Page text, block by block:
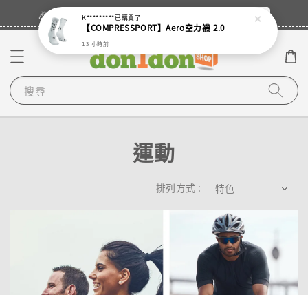
🎉登入會員・領取您的專屬折扣券！ 立即登入
搜尋
運動
排列方式 :
K*********已購買了
【COMPRESSPORT】Aero空力襪 2.0
13 小時前